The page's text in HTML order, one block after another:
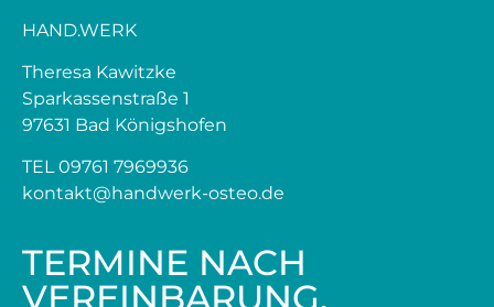
HAND.WERK
Theresa Kawitzke
Sparkassenstraße 1
97631 Bad Königshofen
TEL 09761 7969936
kontakt@handwerk-osteo.de
TERMINE NACH
VEREINBARUNG.